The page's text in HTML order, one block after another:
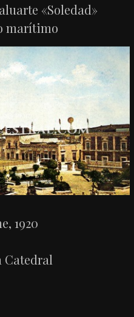
«Soledad»
marítimo
1920
Catedral